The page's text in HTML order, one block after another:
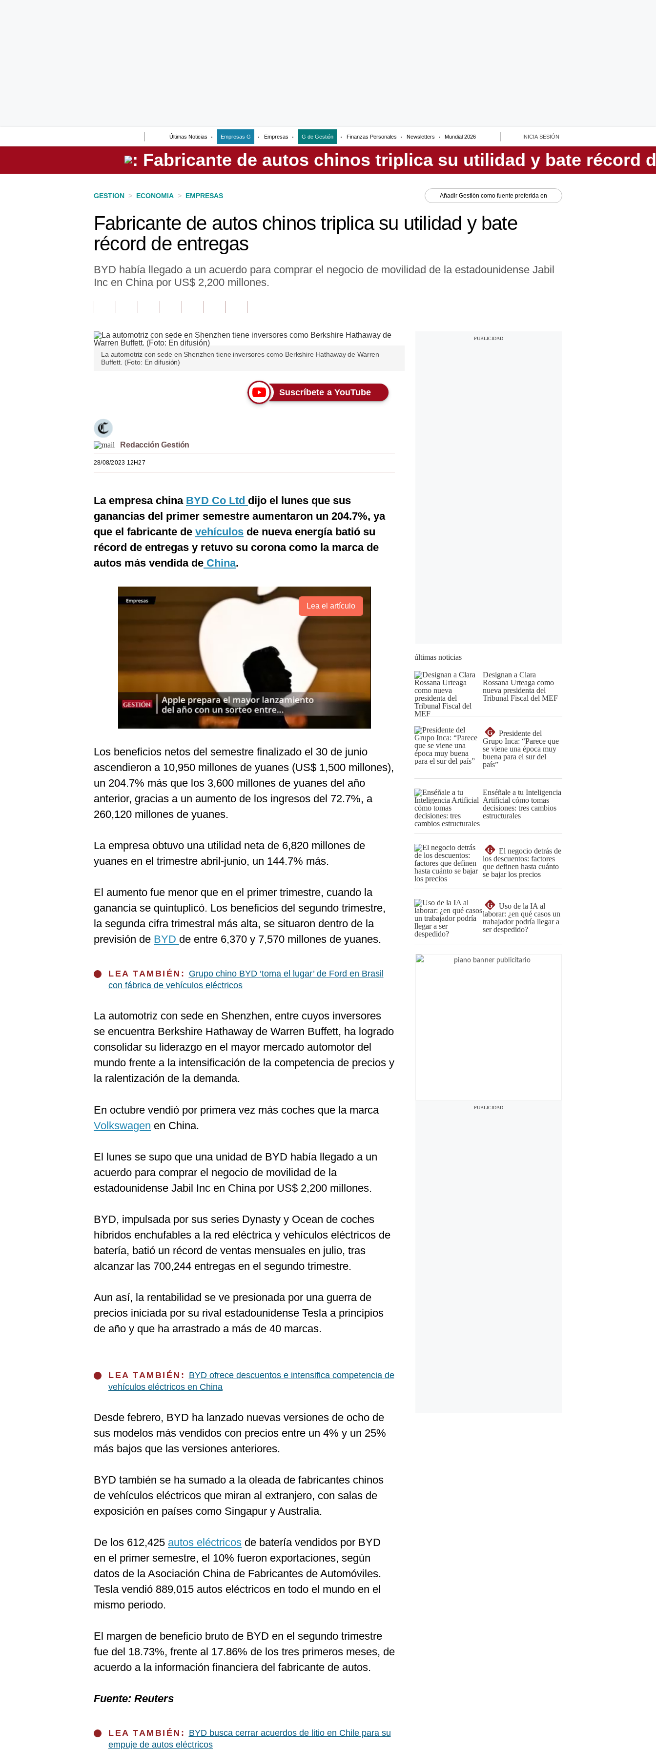
Últimas Noticias Empresas G Empresas G de Gestión Finanzas Personales Newsletters Mundial 2026 INICIA SESIÓN
Perú
GESTION > ECONOMIA > EMPRESAS Añadir Gestión como fuente preferida en
Fabricante de autos chinos triplica su utilidad y bate
récord de entregas
BYD había llegado a un acuerdo para comprar el negocio de movilidad de la estadounidense Jabil
Inc en China por US$ 2,200 millones.
La automotriz con sede en Shenzhen tiene inversores como Berkshire Hathaway de Warren
Buffett. (Foto: En difusión)
Suscríbete a YouTube
Redacción Gestión
28/08/2023 12H27
La empresa china BYD Co Ltd dijo el lunes que sus
ganancias del primer semestre aumentaron un 204.7%, ya
que el fabricante de vehículos de nueva energía batió su
récord de entregas y retuvo su corona como la marca de
autos más vendida de China.
Lea el artículo
Los beneficios netos del semestre finalizado el 30 de junio
ascendieron a 10,950 millones de yuanes (US$ 1,500 millones),
un 204.7% más que los 3,600 millones de yuanes del año
anterior, gracias a un aumento de los ingresos del 72.7%, a
260,120 millones de yuanes.
La empresa obtuvo una utilidad neta de 6,820 millones de
yuanes en el trimestre abril-junio, un 144.7% más.
El aumento fue menor que en el primer trimestre, cuando la
ganancia se quintuplicó. Los beneficios del segundo trimestre,
la segunda cifra trimestral más alta, se situaron dentro de la
previsión de BYD de entre 6,370 y 7,570 millones de yuanes.
LEA TAMBIÉN: Grupo chino BYD ‘toma el lugar’ de Ford en Brasil
con fábrica de vehículos eléctricos
La automotriz con sede en Shenzhen, entre cuyos inversores
se encuentra Berkshire Hathaway de Warren Buffett, ha logrado
consolidar su liderazgo en el mayor mercado automotor del
mundo frente a la intensificación de la competencia de precios y
la ralentización de la demanda.
En octubre vendió por primera vez más coches que la marca
Volkswagen en China.
El lunes se supo que una unidad de BYD había llegado a un
acuerdo para comprar el negocio de movilidad de la
estadounidense Jabil Inc en China por US$ 2,200 millones.
BYD, impulsada por sus series Dynasty y Ocean de coches
híbridos enchufables a la red eléctrica y vehículos eléctricos de
batería, batió un récord de ventas mensuales en julio, tras
alcanzar las 700,244 entregas en el segundo trimestre.
Aun así, la rentabilidad se ve presionada por una guerra de
precios iniciada por su rival estadounidense Tesla a principios
de año y que ha arrastrado a más de 40 marcas.
LEA TAMBIÉN: BYD ofrece descuentos e intensifica competencia de
vehículos eléctricos en China
Desde febrero, BYD ha lanzado nuevas versiones de ocho de
sus modelos más vendidos con precios entre un 4% y un 25%
más bajos que las versiones anteriores.
BYD también se ha sumado a la oleada de fabricantes chinos
de vehículos eléctricos que miran al extranjero, con salas de
exposición en países como Singapur y Australia.
De los 612,425 autos eléctricos de batería vendidos por BYD
en el primer semestre, el 10% fueron exportaciones, según
datos de la Asociación China de Fabricantes de Automóviles.
Tesla vendió 889,015 autos eléctricos en todo el mundo en el
mismo periodo.
El margen de beneficio bruto de BYD en el segundo trimestre
fue del 18.73%, frente al 17.86% de los tres primeros meses, de
acuerdo a la información financiera del fabricante de autos.
Fuente: Reuters
LEA TAMBIÉN: BYD busca cerrar acuerdos de litio en Chile para su
empuje de autos eléctricos
últimas noticias
Designan a Clara
Rossana Urteaga como
nueva presidenta del
Tribunal Fiscal del MEF
G
Presidente del
Grupo Inca: “Parece que
se viene una época muy
buena para el sur del
país”
Enséñale a tu Inteligencia
Artificial cómo tomas
decisiones: tres cambios
estructurales
G
El negocio detrás de
los descuentos: factores
que definen hasta cuánto
se bajar los precios
G
Uso de la IA al
laborar: ¿en qué casos un
trabajador podría llegar a
ser despedido?